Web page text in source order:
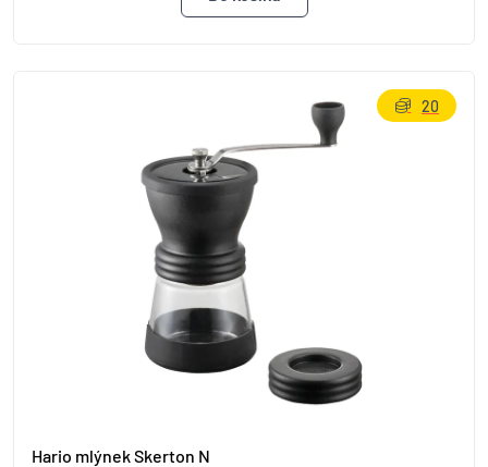
Hario mlýnek Skerton N
20